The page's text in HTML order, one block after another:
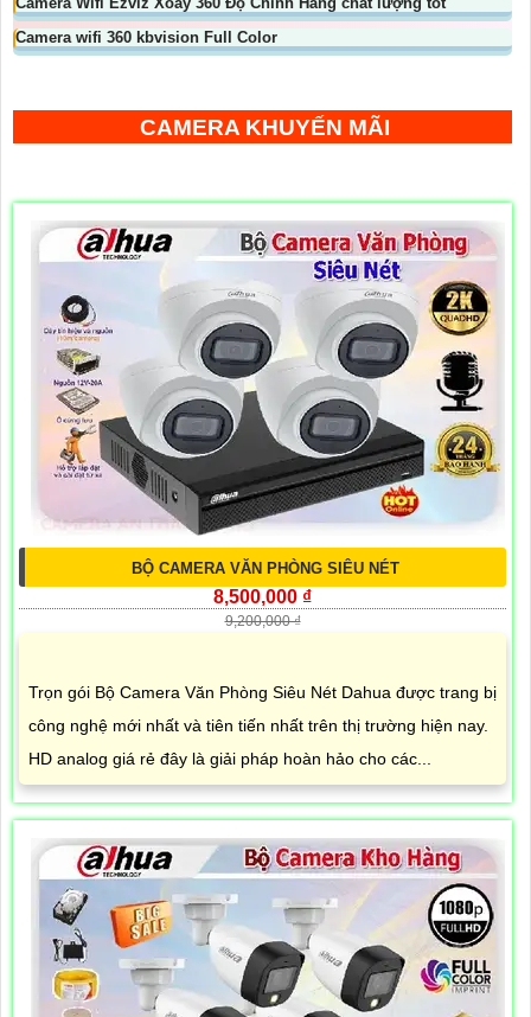
Camera wifi 360 kbvision Full Color
CAMERA KHUYẾN MÃI
BỘ CAMERA VĂN PHÒNG SIÊU NÉT
8,500,000 ₫
9,200,000 ₫
Trọn gói Bộ Camera Văn Phòng Siêu Nét Dahua được trang bị
công nghệ mới nhất và tiên tiến nhất trên thị trường hiện nay.
HD analog giá rẻ đây là giải pháp hoàn hảo cho các...